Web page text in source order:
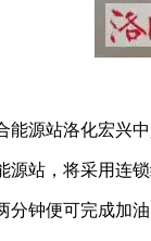
源站洛化宏兴
站，将采用连
钟便可完成加